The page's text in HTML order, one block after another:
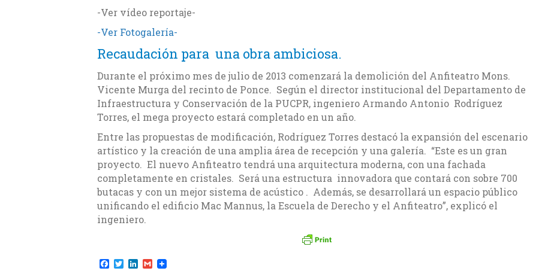
-Ver vídeo reportaje-
-Ver Fotogalería-
Recaudación para una obra ambiciosa.
Durante el próximo mes de julio de 2013 comenzará la demolición del Anfiteatro Mons.
Vicente Murga del recinto de Ponce. Según el director institucional del Departamento de
Infraestructura y Conservación de la PUCPR, ingeniero Armando Antonio Rodríguez
Torres, el mega proyecto estará completado en un año.
Entre las propuestas de modificación, Rodríguez Torres destacó la expansión del escenario
artístico y la creación de una amplia área de recepción y una galería. “Este es un gran
proyecto. El nuevo Anfiteatro tendrá una arquitectura moderna, con una fachada
completamente en cristales. Será una estructura innovadora que contará con sobre 700
butacas y con un mejor sistema de acústico . Además, se desarrollará un espacio público
unificando el edificio Mac Mannus, la Escuela de Derecho y el Anfiteatro”, explicó el
ingeniero.
F T L G